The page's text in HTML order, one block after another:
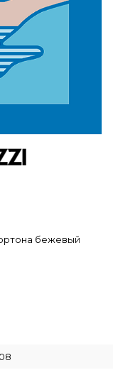
бежевый